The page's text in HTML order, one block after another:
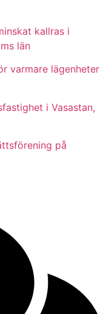
kallras i
län
varmare lägenheter
i Vasastan,
på